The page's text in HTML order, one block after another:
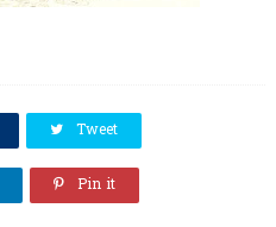
Tweet
Pin it